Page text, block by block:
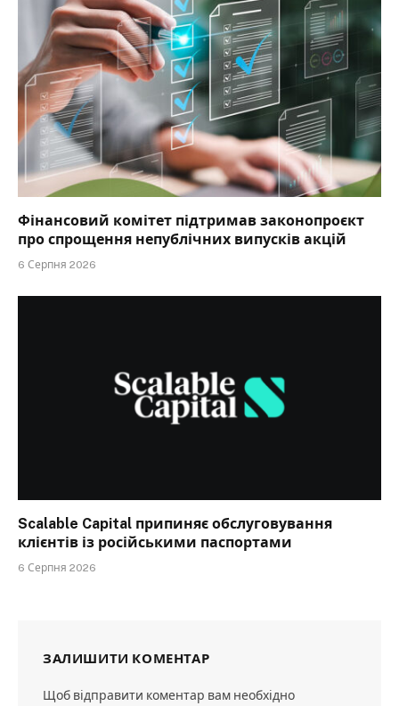
Фінансовий комітет підтримав законопроєкт
про спрощення непублічних випусків акцій
6 Серпня 2026
Scalable Capital припиняє обслуговування
клієнтів із російськими паспортами
6 Серпня 2026
ЗАЛИШИТИ КОМЕНТАР
Щоб відправити коментар вам необхідно